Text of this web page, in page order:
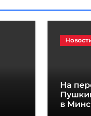
На
в